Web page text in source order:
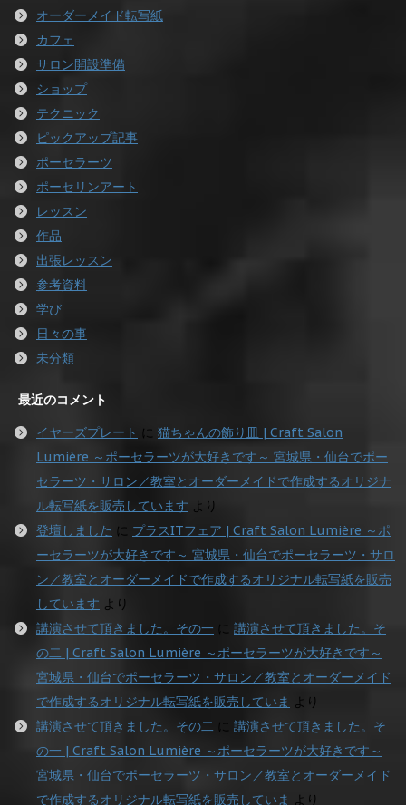
オーダーメイド転写紙
カフェ
サロン開設準備
ショップ
テクニック
ピックアップ記事
ポーセラーツ
ポーセリンアート
レッスン
作品
出張レッスン
参考資料
学び
日々の事
未分類
最近のコメント
イヤーズプレート に 猫ちゃんの飾り皿 | Craft Salon
Lumière ～ポーセラーツが大好きです～ 宮城県・仙台でポー
セラーツ・サロン／教室とオーダーメイドで作成するオリジナ
ル転写紙を販売しています より
登壇しました に プラスITフェア | Craft Salon Lumière ～ポ
ーセラーツが大好きです～ 宮城県・仙台でポーセラーツ・サロ
ン／教室とオーダーメイドで作成するオリジナル転写紙を販売
しています より
講演させて頂きました。その一
講演させて頂きました。そ
の二 | Craft Salon Lumière ～ポーセラーツが大好きです～
宮城県・仙台でポーセラーツ・サロン／教室とオーダーメイド
で作成するオリジナル転写紙を販売していま より
講演させて頂きました。その二
講演させて頂きました。そ
の一 | Craft Salon Lumière ～ポーセラーツが大好きです～
宮城県・仙台でポーセラーツ・サロン／教室とオーダーメイド
で作成するオリジナル転写紙を販売していま より